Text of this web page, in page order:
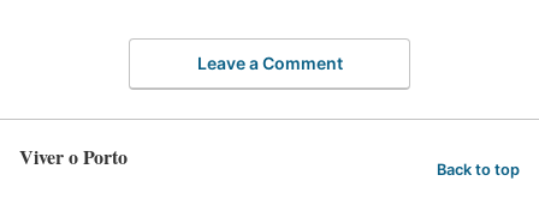
Leave a Comment
Viver o Porto Back to top